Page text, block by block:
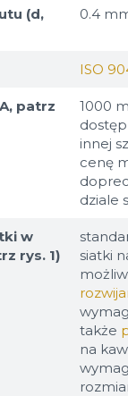
(d,
0.4
ISO
patrz
1000
innej
cenę
dziale
w
rys. 1)
siatki
także
na